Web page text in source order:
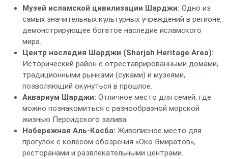
Музей исламской цивилизации Шарджи: Одно из
самых значительных культурных учреждений в регионе,
демонстрирующее богатое наследие исламского
мира.
Центр наследия Шарджи (Sharjah Heritage Area):
Исторический район с отреставрированными домами,
традиционными рынками (суками) и музеями,
позволяющий окунуться в прошлое.
Аквариум Шарджи: Отличное место для семей, где
можно познакомиться с разнообразной морской
жизнью Персидского залива.
Набережная Аль-Касба: Живописное место для
прогулок с колесом обозрения «Око Эмиратов»,
ресторанами и развлекательными центрами.